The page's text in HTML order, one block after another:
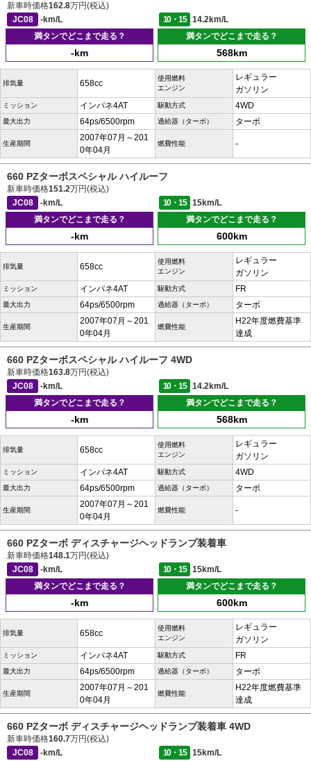
新車時価格162.8万円(税込)
JC08
-km/L 10・15
14.2km/L
満タンでどこまで走る？
-km
満タンでどこまで走る？
568km
排気量 658cc
使用燃料
エンジン
レギュラー
ガソリン
ミッション インパネ4AT 駆動方式 4WD
最大出力 64ps/6500rpm 過給器（ターボ） ターボ
生産期間
2007年07月～201
0年04月
燃費性能 -
660 PZターボスペシャル ハイルーフ
新車時価格151.2万円(税込)
JC08
-km/L 10・15
15km/L
満タンでどこまで走る？
-km
満タンでどこまで走る？
600km
排気量 658cc
使用燃料
エンジン
レギュラー
ガソリン
ミッション インパネ4AT 駆動方式 FR
最大出力 64ps/6500rpm 過給器（ターボ） ターボ
生産期間
2007年07月～201
0年04月
燃費性能
H22年度燃費基準
達成
660 PZターボスペシャル ハイルーフ 4WD
新車時価格163.8万円(税込)
JC08
-km/L 10・15
14.2km/L
満タンでどこまで走る？
-km
満タンでどこまで走る？
568km
排気量 658cc
使用燃料
エンジン
レギュラー
ガソリン
ミッション インパネ4AT 駆動方式 4WD
最大出力 64ps/6500rpm 過給器（ターボ） ターボ
生産期間
2007年07月～201
0年04月
燃費性能 -
660 PZターボ ディスチャージヘッドランプ装着車
新車時価格148.1万円(税込)
JC08
-km/L 10・15
15km/L
満タンでどこまで走る？
-km
満タンでどこまで走る？
600km
排気量 658cc
使用燃料
エンジン
レギュラー
ガソリン
ミッション インパネ4AT 駆動方式 FR
最大出力 64ps/6500rpm 過給器（ターボ） ターボ
生産期間
2007年07月～201
0年04月
燃費性能
H22年度燃費基準
達成
660 PZターボ ディスチャージヘッドランプ装着車 4WD
新車時価格160.7万円(税込)
JC08
-km/L 10・15 15km/L